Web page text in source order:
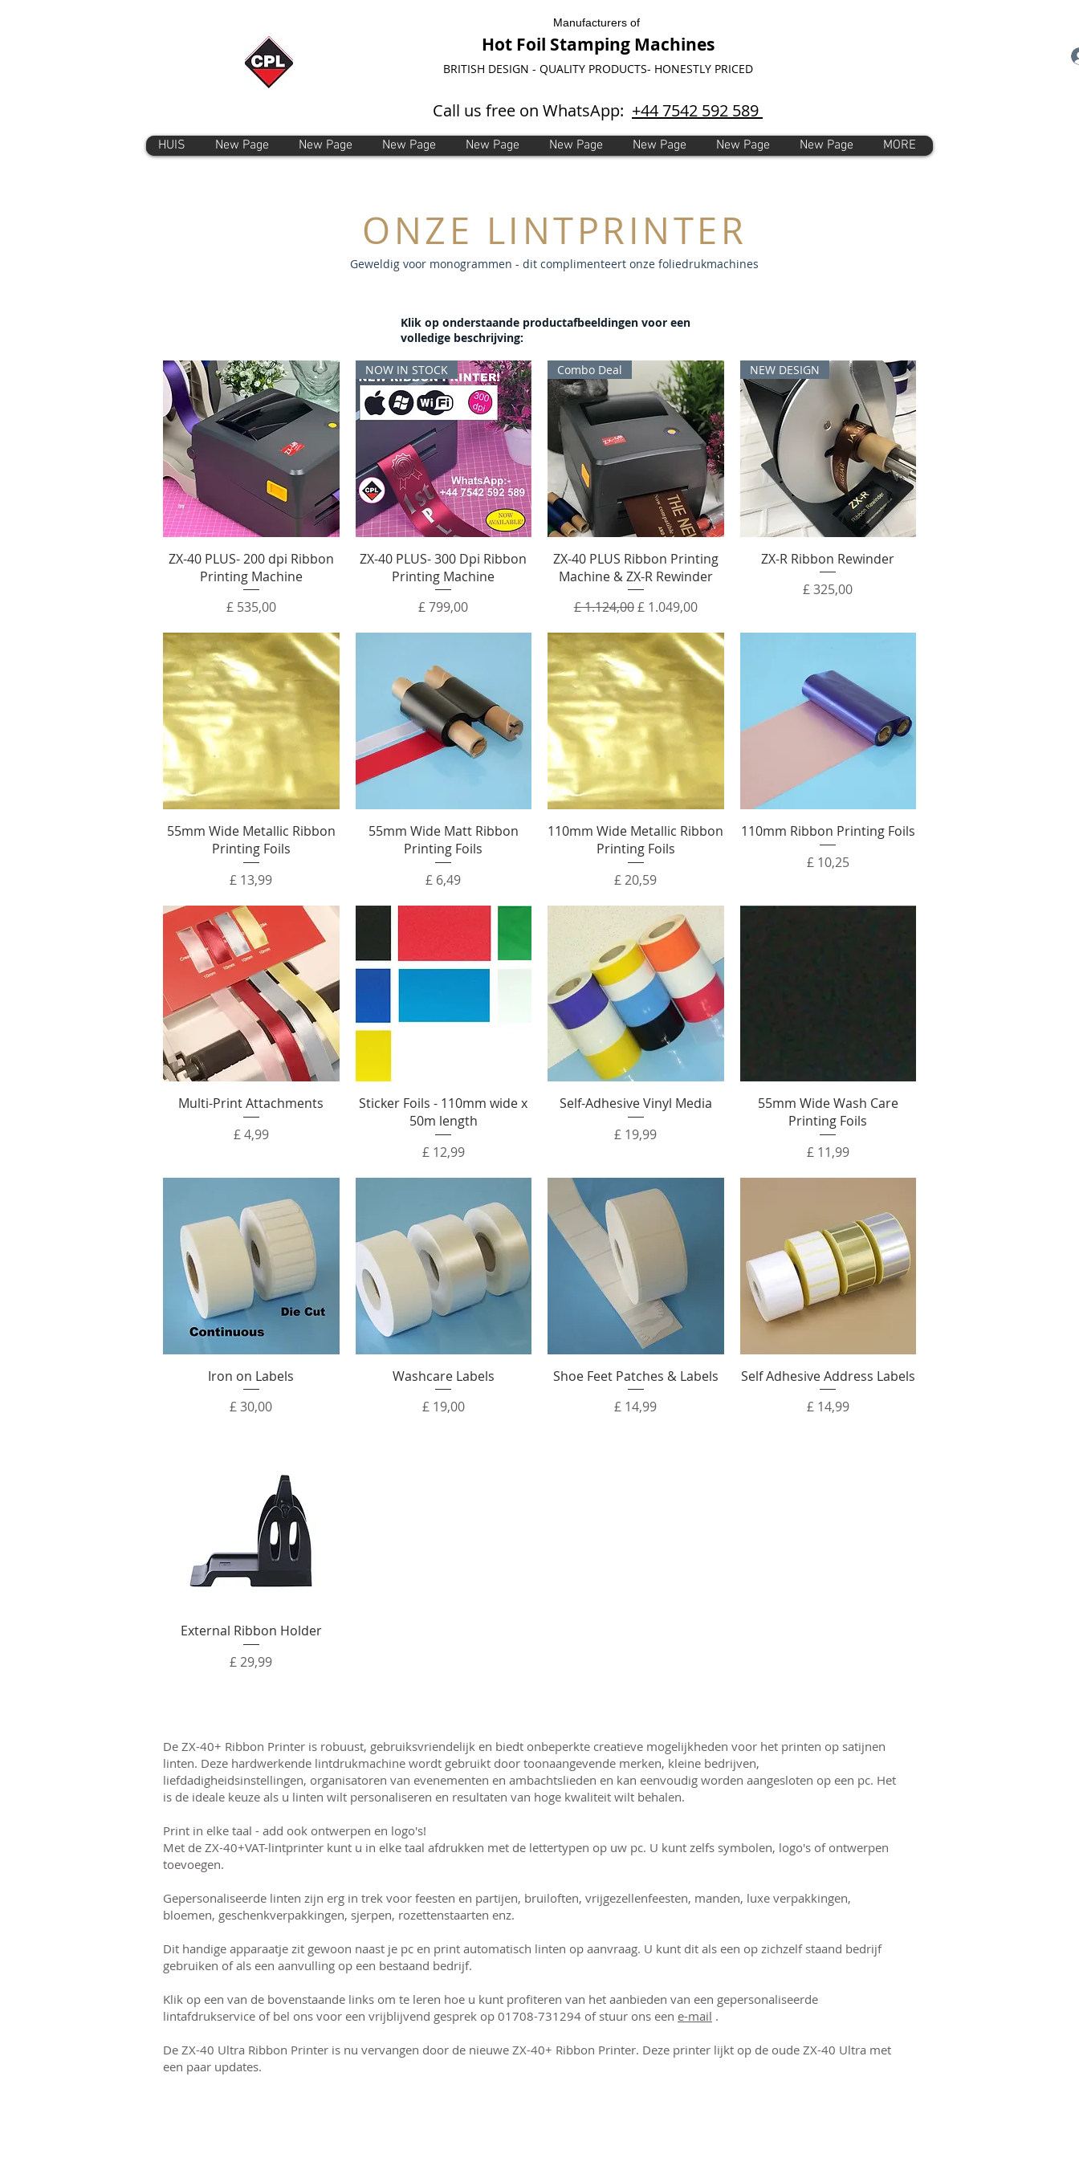
Manufacturers of
Hot Foil Stamping Machines
BRITISH DESIGN - QUALITY PRODUCTS- HONESTLY PRICED
Call us free on WhatsApp: +44 7542 592 589
HUIS New Page New Page New Page New Page New Page New Page New Page New Page MORE
ONZE LINTPRINTER
Geweldig voor monogrammen - dit complimenteert onze foliedrukmachines
Klik op onderstaande productafbeeldingen voor een
volledige beschrijving:
ZX-40 PLUS- 200 dpi Ribbon
Printing Machine
Prijs
£ 535,00
NOW IN STOCK
ZX-40 PLUS- 300 Dpi Ribbon
Printing Machine
Prijs
£ 799,00
Combo Deal
ZX-40 PLUS Ribbon Printing
Machine & ZX-R Rewinder
Normale prijs
£ 1.124,00Verkoopprijs
£ 1.049,00
NEW DESIGN
ZX-R Ribbon Rewinder
Prijs
£ 325,00
55mm Wide Metallic Ribbon
Printing Foils
Prijs
£ 13,99
55mm Wide Matt Ribbon
Printing Foils
Prijs
£ 6,49
110mm Wide Metallic Ribbon
Printing Foils
Prijs
£ 20,59
110mm Ribbon Printing Foils
Prijs
£ 10,25
Multi-Print Attachments
Prijs
£ 4,99
Sticker Foils - 110mm wide x
50m length
Prijs
£ 12,99
Self-Adhesive Vinyl Media
Prijs
£ 19,99
55mm Wide Wash Care
Printing Foils
Prijs
£ 11,99
Iron on Labels
Prijs
£ 30,00
Washcare Labels
Prijs
£ 19,00
Shoe Feet Patches & Labels
Prijs
£ 14,99
Self Adhesive Address Labels
Prijs
£ 14,99
External Ribbon Holder
Prijs
£ 29,99
De ZX-40+ Ribbon Printer is robuust, gebruiksvriendelijk en biedt onbeperkte creatieve mogelijkheden voor het printen op satijnen
linten. Deze hardwerkende lintdrukmachine wordt gebruikt door toonaangevende merken, kleine bedrijven,
liefdadigheidsinstellingen, organisatoren van evenementen en ambachtslieden en kan eenvoudig worden aangesloten op een pc. Het
is de ideale keuze als u linten wilt personaliseren en resultaten van hoge kwaliteit wilt behalen.
Print in elke taal - add ook ontwerpen en logo's!
Met de ZX-40+VAT-lintprinter kunt u in elke taal afdrukken met de lettertypen op uw pc. U kunt zelfs symbolen, logo's of ontwerpen
toevoegen.
Gepersonaliseerde linten zijn erg in trek voor feesten en partijen, bruiloften, vrijgezellenfeesten, manden, luxe verpakkingen,
bloemen, geschenkverpakkingen, sjerpen, rozettenstaarten enz.
Dit handige apparaatje zit gewoon naast je pc en print automatisch linten op aanvraag. U kunt dit als een op zichzelf staand bedrijf
gebruiken of als een aanvulling op een bestaand bedrijf.
Klik op een van de bovenstaande links om te leren hoe u kunt profiteren van het aanbieden van een gepersonaliseerde
lintafdrukservice of bel ons voor een vrijblijvend gesprek op 01708-731294 of stuur ons een e-mail .
De ZX-40 Ultra Ribbon Printer is nu vervangen door de nieuwe ZX-40+ Ribbon Printer. Deze printer lijkt op de oude ZX-40 Ultra met
een paar updates.